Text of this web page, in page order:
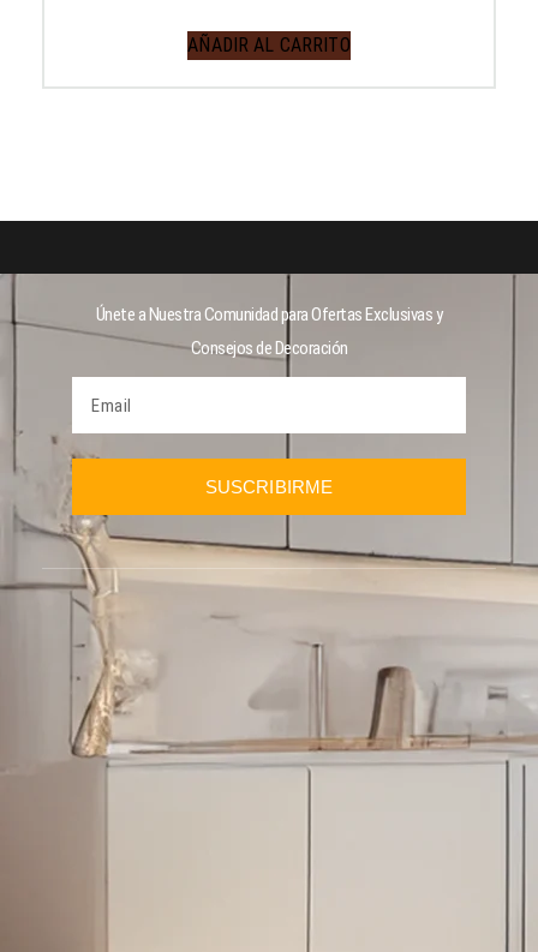
AÑADIR AL CARRITO
Únete a Nuestra Comunidad para Ofertas Exclusivas y
Consejos de Decoración
SUSCRIBIRME